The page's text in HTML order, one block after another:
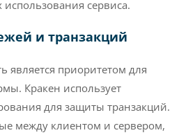
сервиса.
и транзакций
является приоритетом для
Кракен использует
для защиты транзакций.
между клиентом и сервером,